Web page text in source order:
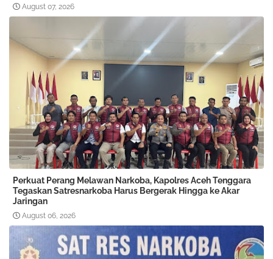
August 07, 2026
Perkuat Perang Melawan Narkoba, Kapolres Aceh Tenggara
Tegaskan Satresnarkoba Harus Bergerak Hingga ke Akar
Jaringan
August 06, 2026